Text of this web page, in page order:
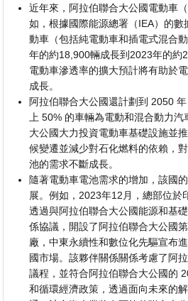
近年來，阿拉伯聯合大公國電動車
如，根據國際能源總署（IEA）的
動車（包括純電動車和插電式混合
年的約18,900輛成長到2023年的約
電動車滲透率的擴大預計將有助於
成長。
阿拉伯聯合大公國還計劃到 2050
上 50% 的車輛為電動和混合動力
大公國大力投資電動車基礎設施並
候變遷並減少對石化燃料的依賴，
池的需求不斷成長。
隨著電動車電池需求的增加，該國
展。例如，2023年12月，總部位於
透過與阿拉伯聯合大公國能源和基
係協議，開設了阿拉伯聯合大公國
廠，中東永續性和數位化先驅宣布
國市場。該夥伴關係關係考慮了阿
議程，並符合阿拉伯聯合大公國的
和循環經濟政策，透過面向未來的